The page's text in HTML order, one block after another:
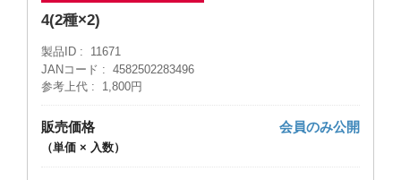
4(2種×2)
製品ID
11671
JANコード
4582502283496
参考上代
1,800円
販売価格
（単価 × 入数）
会員のみ公開